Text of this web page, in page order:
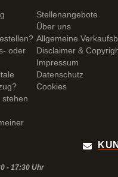
oder
Stellenangebote
Über uns
Allgemeine
Disclaimer &
Impressum
Datenschutz
Cookies
- 17:30 Uhr